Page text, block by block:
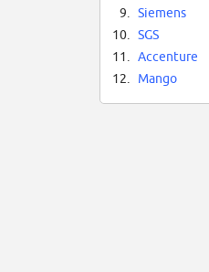
9.
Siemens
10.
SGS
11.
Accenture
12.
Mango